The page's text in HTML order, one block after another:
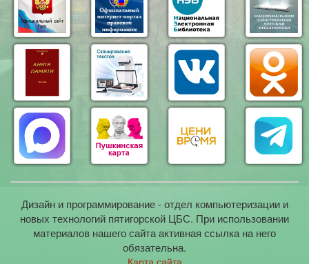
Дизайн и программирование - отдел компьютеризации и
новых технологий пятигорской ЦБС. При использовании
материалов нашего сайта активная ссылка на него
обязательна.